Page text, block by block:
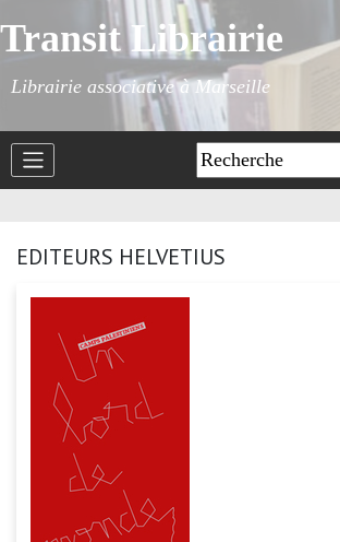
Transit Librairie
Librairie associative à Marseille
EDITEURS HELVETIUS